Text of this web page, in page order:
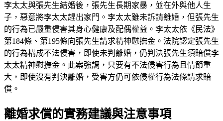
李太太與張先生結婚後，張先生長期家暴，並在外與他人生
子，惡意將李太太趕出家門。李太太雖未訴請離婚，但張先生
的行為已嚴重侵害其身心健康及配偶權益。李太太依《民法》
第184條、第195條向張先生請求精神慰撫金。法院認定張先生
的行為構成不法侵害，即使未判離婚，仍判決張先生須賠償李
太太精神慰撫金。此案強調，只要有不法侵害行為且情節重
大，即使沒有判決離婚，受害方仍可依侵權行為法條請求賠
償。
離婚求償的實務建議與注意事項